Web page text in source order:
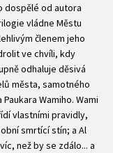
dospělé od autora
vládne Městu
členem jeho
ve chvíli, kdy
odhaluje děsivá
města, samotného
Wamiho. Wami
vlastními pravidly,
smrtící stín; a Al
než by se zdálo... a